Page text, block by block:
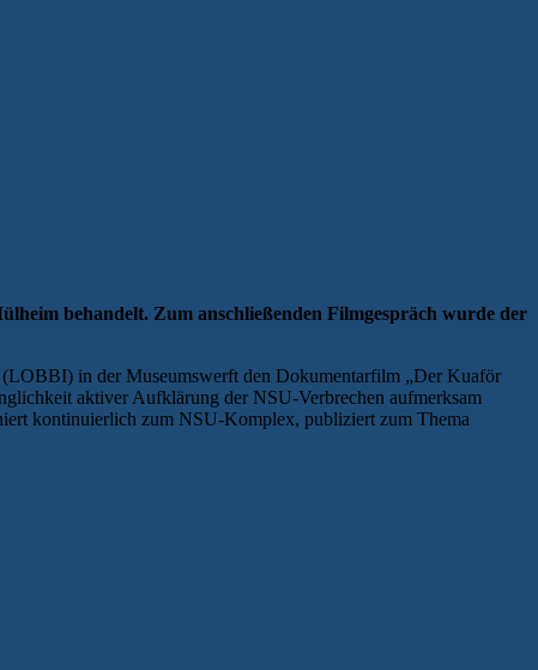
behandelt. Zum anschließenden Filmgespräch wurde der
(LOBBI) in der Museumswerft den Dokumentarfilm „Der Kuaför
aktiver Aufklärung der NSU-Verbrechen aufmerksam
kontinuierlich zum NSU-Komplex, publiziert zum Thema